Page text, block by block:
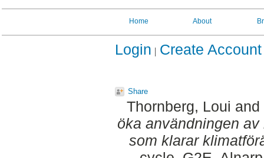
Home About
Login Create Account
Share
Thornberg, Loui and
öka användningen
som klarar